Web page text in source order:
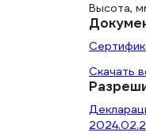
Высота,
Скачать